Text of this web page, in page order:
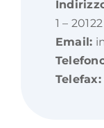
1 –
Email:
Telefax: